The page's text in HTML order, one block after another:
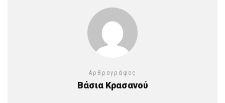
Αρθρογράφος
Βάσια Κρασανού